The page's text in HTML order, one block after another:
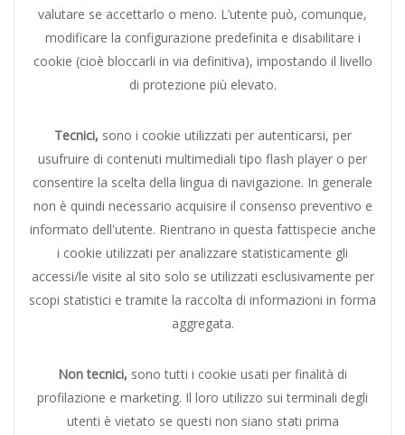
valutare se accettarlo o meno. L’utente può, comunque,
modificare la configurazione predefinita e disabilitare i
cookie (cioè bloccarli in via definitiva), impostando il livello
di protezione più elevato.
Tecnici, sono i cookie utilizzati per autenticarsi, per
usufruire di contenuti multimediali tipo flash player o per
consentire la scelta della lingua di navigazione. In generale
non è quindi necessario acquisire il consenso preventivo e
informato dell'utente. Rientrano in questa fattispecie anche
i cookie utilizzati per analizzare statisticamente gli
accessi/le visite al sito solo se utilizzati esclusivamente per
scopi statistici e tramite la raccolta di informazioni in forma
aggregata.
Non tecnici, sono tutti i cookie usati per finalità di
profilazione e marketing. Il loro utilizzo sui terminali degli
utenti è vietato se questi non siano stati prima